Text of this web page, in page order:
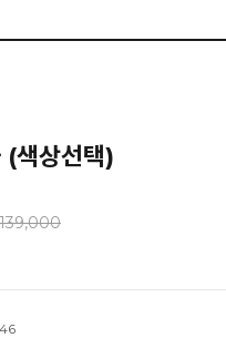
색상선택)
139,000